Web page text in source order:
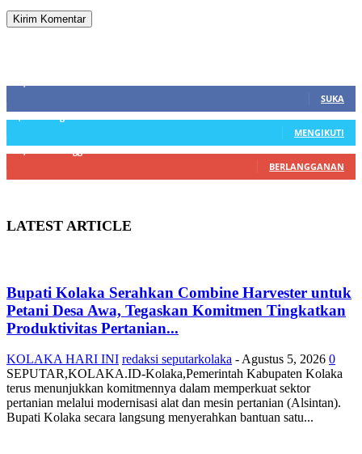
SUKA
MENGIKUTI
BERLANGGANAN
LATEST ARTICLE
Bupati Kolaka Serahkan Combine Harvester untuk
Petani Desa Awa, Tegaskan Komitmen Tingkatkan
Produktivitas Pertanian...
KOLAKA HARI INI redaksi seputarkolaka - Agustus 5, 2026 0
SEPUTAR,KOLAKA.ID-Kolaka,Pemerintah Kabupaten Kolaka
terus menunjukkan komitmennya dalam memperkuat sektor
pertanian melalui modernisasi alat dan mesin pertanian (Alsintan).
Bupati Kolaka secara langsung menyerahkan bantuan satu...